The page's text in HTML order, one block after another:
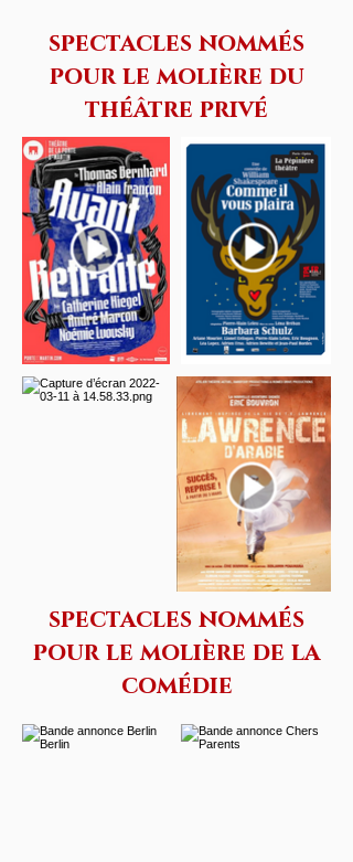
spectacles nommés
pour le molière du
théâtre privé
spectacles nommés
pour le molière de la
comédie